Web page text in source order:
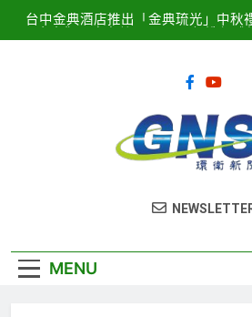
台中金典酒店推出「金典琉光」中秋
聯打造臺中海線地
勢公布 點燃台中
臺中港全面導入智慧LED路燈 優化節
2025濱海搖滾音樂祭記者會隆重登場
環衛新
MENU